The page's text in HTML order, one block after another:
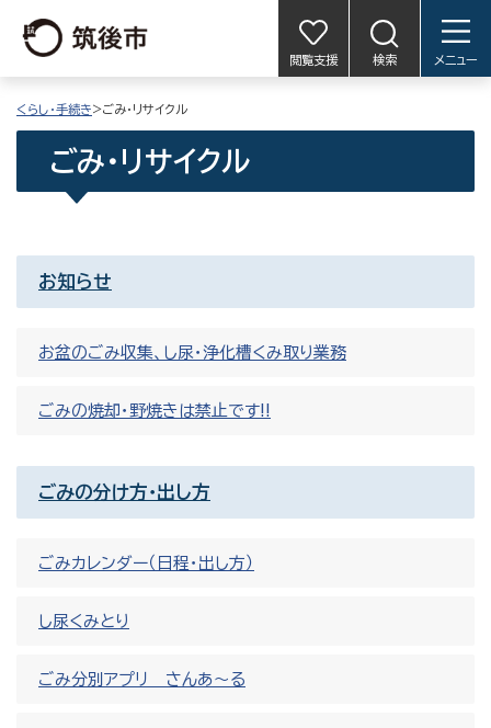
閲覧支援 検索 メニュー
くらし・手続き>ごみ・リサイクル
ごみ・リサイクル
お知らせ
お盆のごみ収集、し尿・浄化槽くみ取り業務
ごみの焼却・野焼きは禁止です!!
ごみの分け方・出し方
ごみカレンダー（日程・出し方）
し尿くみとり
ごみ分別アプリ さんあ～る